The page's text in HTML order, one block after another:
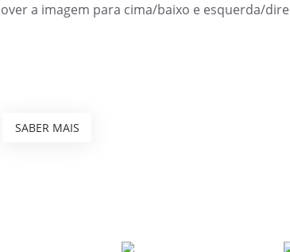
a imagem para cima/baixo e esquerda/
SABER MAIS